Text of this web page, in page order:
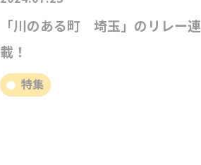
「川のある町 埼玉」のリレー連
載！
特集